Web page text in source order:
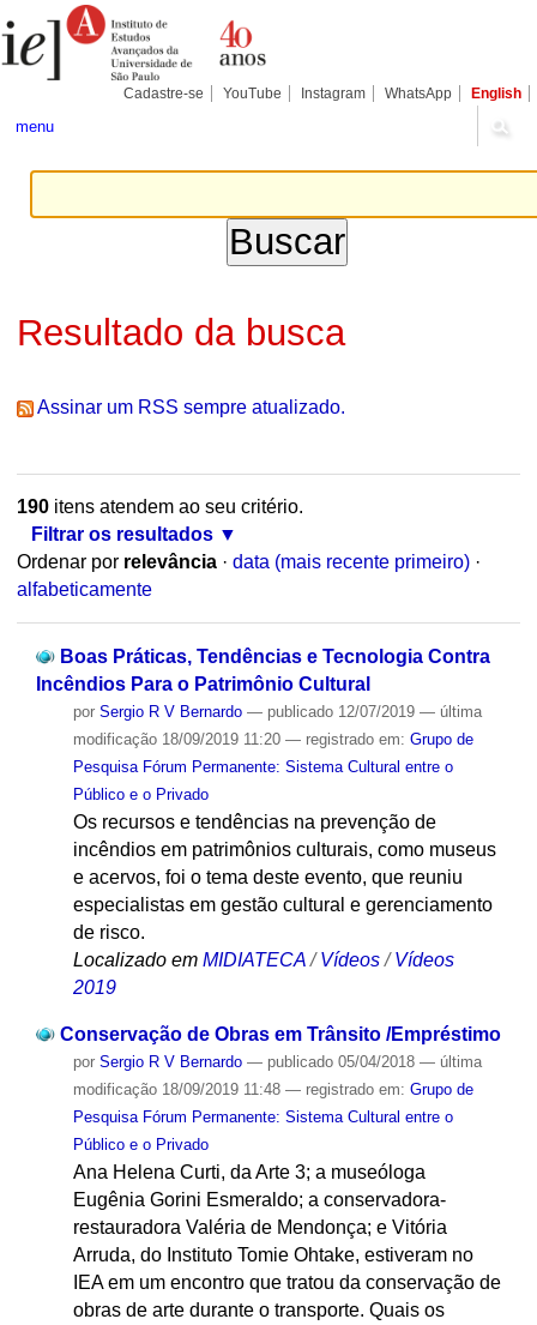
para
conteúdo.
Pessoais
Cadastre-se YouTube Instagram WhatsApp English
menu
Resultado da busca
Assinar um RSS sempre atualizado.
190itens atendem ao seu critério.
Filtrar os resultados
Ordenar por relevância · data (mais recente primeiro) ·
alfabeticamente
Boas Práticas, Tendências e Tecnologia Contra
Incêndios Para o Patrimônio Cultural
por Sergio R V Bernardo — publicado12/07/2019 — última
modificação18/09/2019 11:20 — registrado em: Grupo de
Pesquisa Fórum Permanente: Sistema Cultural entre o
Público e o Privado
Os recursos e tendências na prevenção de
incêndios em patrimônios culturais, como museus
e acervos, foi o tema deste evento, que reuniu
especialistas em gestão cultural e gerenciamento
de risco.
Localizado em MIDIATECA /Vídeos /Vídeos
2019
Conservação de Obras em Trânsito /Empréstimo
por Sergio R V Bernardo — publicado05/04/2018 — última
modificação18/09/2019 11:48 — registrado em: Grupo de
Pesquisa Fórum Permanente: Sistema Cultural entre o
Público e o Privado
Ana Helena Curti, da Arte 3; a museóloga
Eugênia Gorini Esmeraldo; a conservadora-
restauradora Valéria de Mendonça; e Vitória
Arruda, do Instituto Tomie Ohtake, estiveram no
IEA em um encontro que tratou da conservação de
obras de arte durante o transporte. Quais os